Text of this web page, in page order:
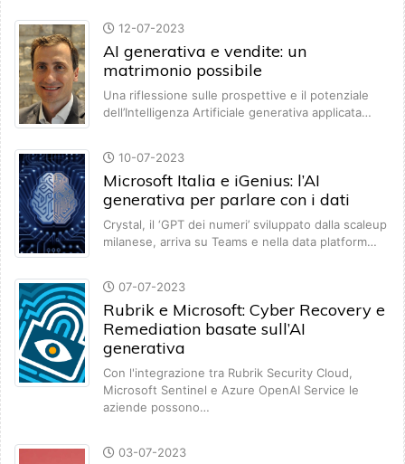
12-07-2023
AI generativa e vendite: un
matrimonio possibile
Una riflessione sulle prospettive e il potenziale
dell’Intelligenza Artificiale generativa applicata…
10-07-2023
Microsoft Italia e iGenius: l’AI
generativa per parlare con i dati
Crystal, il ‘GPT dei numeri’ sviluppato dalla scaleup
milanese, arriva su Teams e nella data platform…
07-07-2023
Rubrik e Microsoft: Cyber Recovery e
Remediation basate sull’AI
generativa
Con l'integrazione tra Rubrik Security Cloud,
Microsoft Sentinel e Azure OpenAI Service le
aziende possono…
03-07-2023